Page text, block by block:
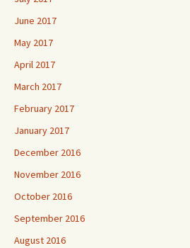
June 2017
May 2017
April 2017
March 2017
February 2017
January 2017
December 2016
November 2016
October 2016
September 2016
August 2016